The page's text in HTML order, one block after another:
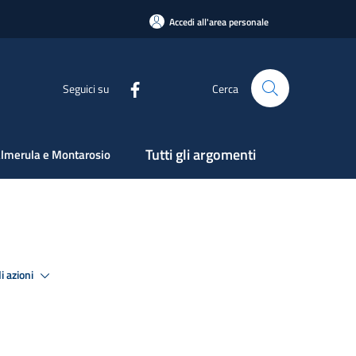
Accedi all'area personale
Seguici su Cerca
e Montarosio Tutti gli argomenti
azioni